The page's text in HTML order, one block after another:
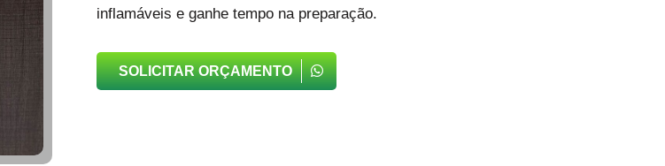
inflamáveis e ganhe tempo na preparação.
SOLICITAR ORÇAMENTO